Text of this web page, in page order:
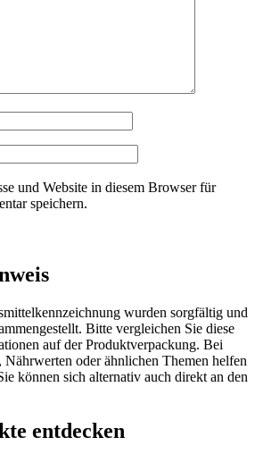
und Website in diesem Browser für
speichern.
wurden sorgfältig und
Bitte vergleichen Sie diese
auf der Produktverpackung. Bei
Nährwerten oder ähnlichen Themen helfen
können sich alternativ auch direkt an den
entdecken